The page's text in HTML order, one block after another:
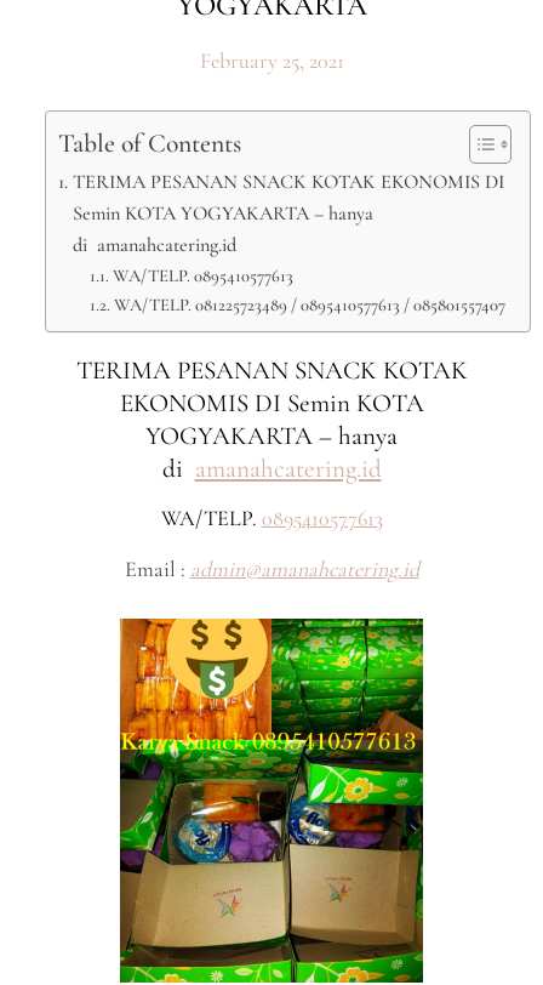
February 25, 2021
Table of Contents
TERIMA PESANAN SNACK KOTAK EKONOMIS DI
Semin KOTA YOGYAKARTA – hanya
di amanahcatering.id
WA/TELP. 0895410577613
WA/TELP. 081225723489 / 0895410577613 / 085801557407
TERIMA PESANAN SNACK KOTAK
EKONOMIS DI Semin KOTA
YOGYAKARTA – hanya
di amanahcatering.id
WA/TELP. 0895410577613
Email : admin@amanahcatering.id